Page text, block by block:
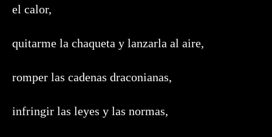
el calor,
quitarme la chaqueta y lanzarla al aire,
romper las cadenas draconianas,
infringir las leyes y las normas,